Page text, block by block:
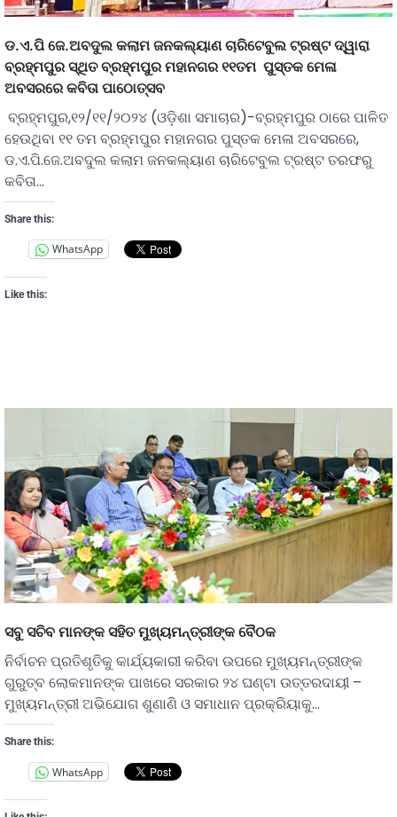
ଡ.ଏ.ପି ଜେ.ଅବଦୁଲ କଲାମ ଜନକଲ୍ୟାଣ ଚାରିଟେବୁଲ ଟ୍ରଷ୍ଟ ଦ୍ୱାରା
ବ୍ରହ୍ମପୁର ସ୍ଥିତ ବ୍ରହ୍ମପୁର ମହାନଗର ୧୧ତମ ପୁସ୍ତକ ମେଳା
ଅବସରରେ କବିତା ପାଠୋତ୍ସବ
ବ୍ରହ୍ମପୁର,୧୨/୧୧/୨୦୨୪ (ଓଡ଼ିଶା ସମାଚାର)-ବ୍ରହ୍ମପୁର ଠାରେ ପାଳିତ
ହେଉଥିବା ୧୧ ତମ ବ୍ରହ୍ମପୁର ମହାନଗର ପୁସ୍ତକ ମେଳା ଅବସରରେ,
ଡ.ଏ.ପି.ଜେ.ଅବଦୁଲ କଲାମ ଜନକଲ୍ୟାଣ ଚାରିଟେବୁଲ ଟ୍ରଷ୍ଟ ତରଫରୁ
କବିତା…
Share this:
WhatsApp
Like this:
ସବୁ ସଚିବ ମାନଙ୍କ ସହିତ ମୁଖ୍ୟମନ୍ତ୍ରୀଙ୍କ ବୈଠକ
ନିର୍ବାଚନ ପ୍ରତିଶୃତିକୁ କାର୍ଯ୍ୟକାରୀ କରିବା ଉପରେ ମୁଖ୍ୟମନ୍ତ୍ରୀଙ୍କ
ଗୁରୁତ୍ବ ଲୋକମାନଙ୍କ ପାଖରେ ସରକାର ୨୪ ଘଣ୍ଟା ଉତ୍ତରଦାୟୀ –
ମୁଖ୍ୟମନ୍ତ୍ରୀ ଅଭିଯୋଗ ଶୁଣାଣି ଓ ସମାଧାନ ପ୍ରକ୍ରିୟାକୁ…
Share this:
WhatsApp